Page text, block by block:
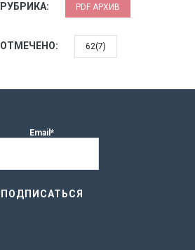
РУБРИКА: PDF АРХИВ
ОТМЕЧЕНО: 62(7)
Email*